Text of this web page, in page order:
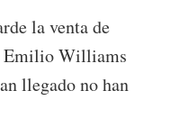
la venta de
Emilio Williams
llegado no han